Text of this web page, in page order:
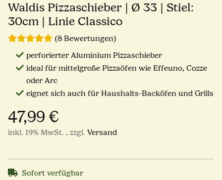
Waldis Pizzaschieber | Ø 33 | Stiel:
30cm | Linie Classico
(8 Bewertungen)
perforierter Aluminium Pizzaschieber
ideal für mittelgroße Pizzaöfen wie Effeuno, Cozze
oder Arc
eignet sich auch für Haushalts-Backöfen und Grills
47,99 €
inkl. 19% MwSt. , zzgl. Versand
Sofort verfügbar